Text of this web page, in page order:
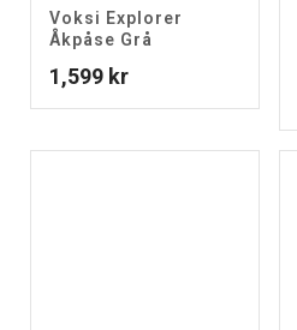
Voksi Explorer
Åkpåse Grå
1,599 kr